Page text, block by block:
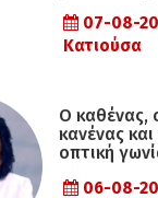
07-08-
Κατιούσα
Ο καθένας,
κανένας και
οπτική
06-08-